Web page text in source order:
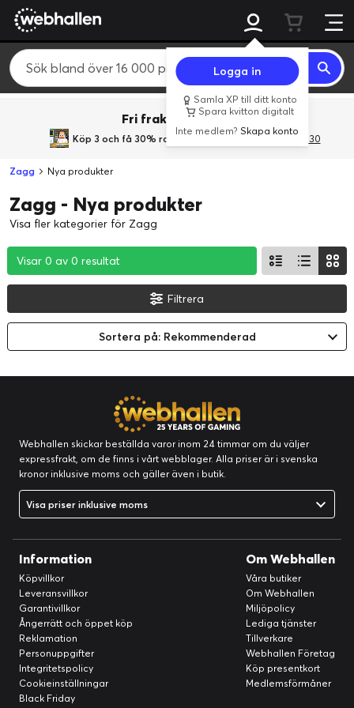
Logga in
Samla XP till ditt konto
Spara kvitton digitalt
Inte medlem?Skapa konto
Fri frakt över 800 kr.
Köp 3 och få 30% rabatt med rabattkoden 3Gives30
Zagg Nya produkter
Zagg - Nya produkter
Visa fler kategorier för Zagg
Visar 0 av 0 resultat
Visar 0 av 0 resultat
Visar 0 av 0 resultat
Filtrera
Sortera på: Rekommenderad
Webhallen skickar beställda varor inom 24 timmar om du väljer
expressfrakt, om de finns i vårt webblager. Alla priser är i svenska
kronor inklusive moms och gäller även i butik.
Visa priser inklusive moms
Information
Köpvillkor
Leveransvillkor
Garantivillkor
Ångerrätt och öppet köp
Reklamation
Personuppgifter
Integritetspolicy
Cookieinställningar
Black Friday
Om Webhallen
Våra butiker
Om Webhallen
Miljöpolicy
Lediga tjänster
Tillverkare
Webhallen Företag
Köp presentkort
Medlemsförmåner